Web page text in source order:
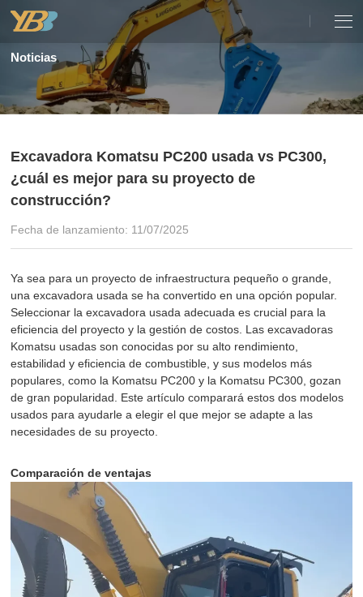
Noticias
Excavadora Komatsu PC200 usada vs PC300,
¿cuál es mejor para su proyecto de
construcción?
Fecha de lanzamiento: 11/07/2025
Ya sea para un proyecto de infraestructura pequeño o grande,
una excavadora usada se ha convertido en una opción popular.
Seleccionar la excavadora usada adecuada es crucial para la
eficiencia del proyecto y la gestión de costos. Las excavadoras
Komatsu usadas son conocidas por su alto rendimiento,
estabilidad y eficiencia de combustible, y sus modelos más
populares, como la Komatsu PC200 y la Komatsu PC300, gozan
de gran popularidad. Este artículo comparará estos dos modelos
usados para ayudarle a elegir el que mejor se adapte a las
necesidades de su proyecto.
Comparación de ventajas